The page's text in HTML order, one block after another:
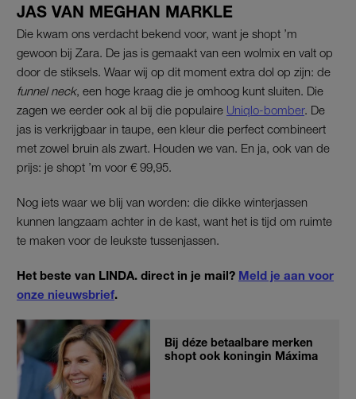
JAS VAN MEGHAN MARKLE
Die kwam ons verdacht bekend voor, want je shopt ’m
gewoon bij Zara. De jas is gemaakt van een wolmix en valt op
door de stiksels. Waar wij op dit moment extra dol op zijn: de
funnel neck, een hoge kraag die je omhoog kunt sluiten. Die
zagen we eerder ook al bij die populaire Uniqlo-bomber. De
jas is verkrijgbaar in taupe, een kleur die perfect combineert
met zowel bruin als zwart. Houden we van. En ja, ook van de
prijs: je shopt ’m voor € 99,95.
Nog iets waar we blij van worden: die dikke winterjassen
kunnen langzaam achter in de kast, want het is tijd om ruimte
te maken voor de leukste tussenjassen.
Het beste van LINDA. direct in je mail? Meld je aan voor
onze nieuwsbrief.
Bij déze betaalbare merken
shopt ook koningin Máxima